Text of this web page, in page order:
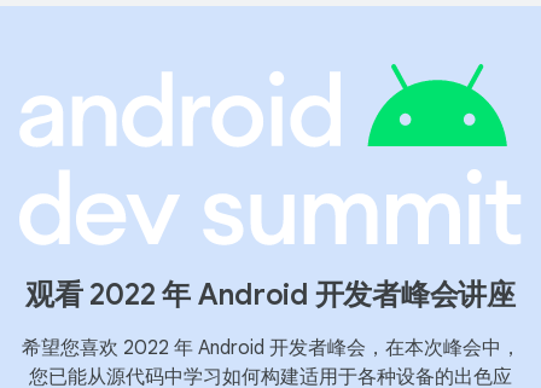
观看 2022 年 Android 开发者峰会讲座
希望您喜欢 2022 年 Android 开发者峰会，在本次峰会中，
您已能从源代码中学习如何构建适用于各种设备的出色应